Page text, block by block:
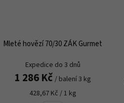
Mleté hovězí 70/30 ZÁK Gurmet
Expedice do 3 dnů
1 286 Kč / balení 3 kg
428,67 Kč / 1 kg